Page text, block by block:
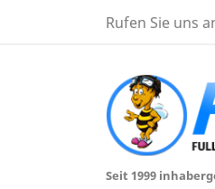
Rufen Sie uns
Seit 1999